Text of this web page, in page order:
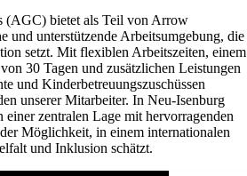
(AGC) bietet als Teil von Arrow
und unterstützende Arbeitsumgebung, die
setzt. Mit flexiblen Arbeitszeiten, einem
30 Tagen und zusätzlichen Leistungen
und Kinderbetreuungszuschüssen
unserer Mitarbeiter. In Neu-Isenburg
einer zentralen Lage mit hervorragenden
Möglichkeit, in einem internationalen
und Inklusion schätzt.